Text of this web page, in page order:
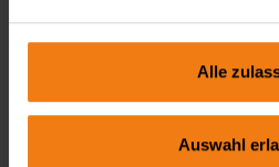
Alle
Auswahl